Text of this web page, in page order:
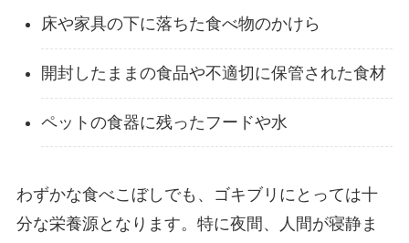
床や家具の下に落ちた食べ物のかけら
開封したままの食品や不適切に保管された食材
ペットの食器に残ったフードや水
わずかな食べこぼしでも、ゴキブリにとっては十
分な栄養源となります。特に夜間、人間が寝静ま